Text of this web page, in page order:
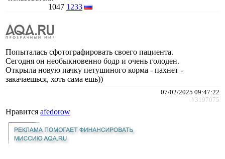
1047 1233
Попыталась сфотографировать своего пациента.
Сегодня он необыкновенно бодр и очень голоден.
Открыла новую пачку петушиного корма - пахнет -
закачаешься, хоть сама ешь))
07/02/2025 09:47:22
#3197075
Нравится afedorow